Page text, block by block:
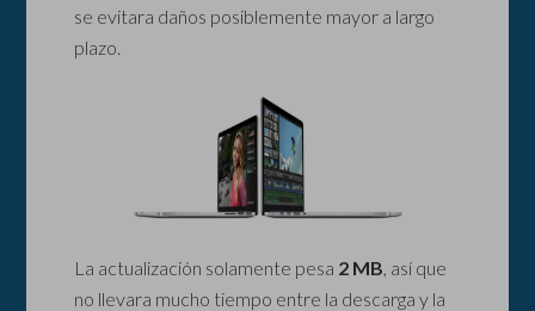
se evitara daños posiblemente mayor a largo
plazo.
La actualización solamente pesa 2 MB, así que
no llevara mucho tiempo entre la descarga y la